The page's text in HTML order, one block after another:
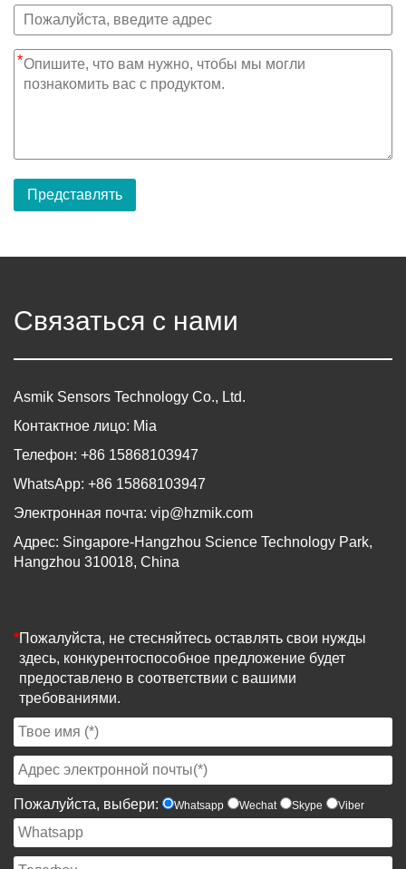
*
Представлять
Связаться с нами
Asmik Sensors Technology Co., Ltd.
Контактное лицо: Mia
Телефон: +86 15868103947
WhatsApp: +86 15868103947
Электронная почта: vip@hzmik.com
Адрес: Singapore-Hangzhou Science Technology Park,
Hangzhou 310018, China
*Пожалуйста, не стесняйтесь оставлять свои нужды
здесь, конкурентоспособное предложение будет
предоставлено в соответствии с вашими
требованиями.
Пожалуйста, выбери: Whatsapp Wechat Skype Viber